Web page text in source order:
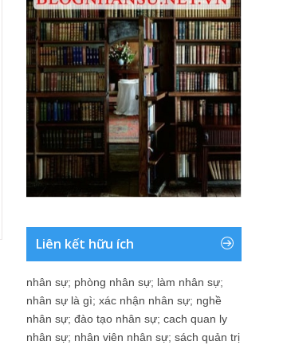
Liên kết hữu ích
nhân sự; phòng nhân sự; làm nhân sự;
nhân sự là gì; xác nhận nhân sự; nghề
nhân sự; đào tạo nhân sự; cach quan ly
nhân sự; nhân viên nhân sự; sách quản trị